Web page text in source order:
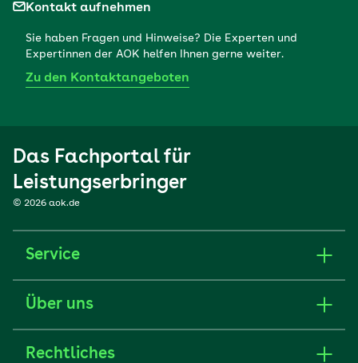
Kontakt aufnehmen
Sie haben Fragen und Hinweise? Die Experten und
Expertinnen der AOK helfen Ihnen gerne weiter.
Zu den Kontaktangeboten
Das Fachportal für
Leistungserbringer
© 2026 aok.de
Service
Über uns
Rechtliches